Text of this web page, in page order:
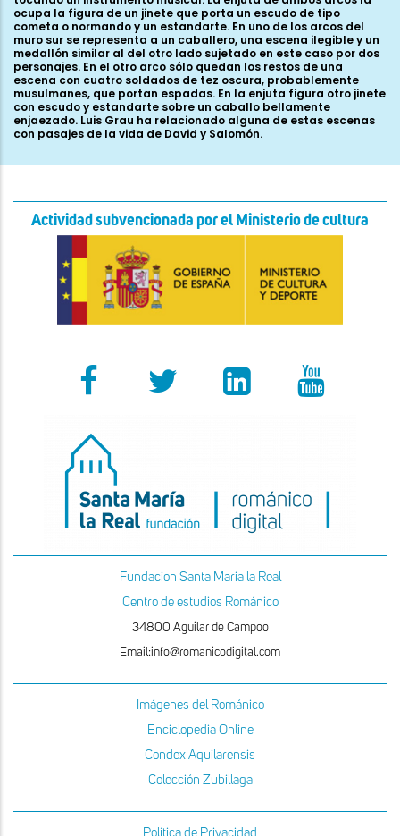
ocupa la figura de un jinete que porta un escudo de tipo
cometa o normando y un estandarte. En uno de los arcos del
muro sur se representa a un caballero, una escena ilegible y un
medallón similar al del otro lado sujetado en este caso por dos
personajes. En el otro arco sólo quedan los restos de una
escena con cuatro soldados de tez oscura, probablemente
musulmanes, que portan espadas. En la enjuta figura otro jinete
con escudo y estandarte sobre un caballo bellamente
enjaezado. Luis Grau ha relacionado alguna de estas escenas
con pasajes de la vida de David y Salomón.
Actividad subvencionada por el Ministerio de cultura
Fundacion Santa Maria la Real
Centro de estudios Románico
34800 Aguilar de Campoo
Email:info@romanicodigital.com
Imágenes del Románico
Enciclopedia Online
Condex Aquilarensis
Colección Zubillaga
Política de Privacidad